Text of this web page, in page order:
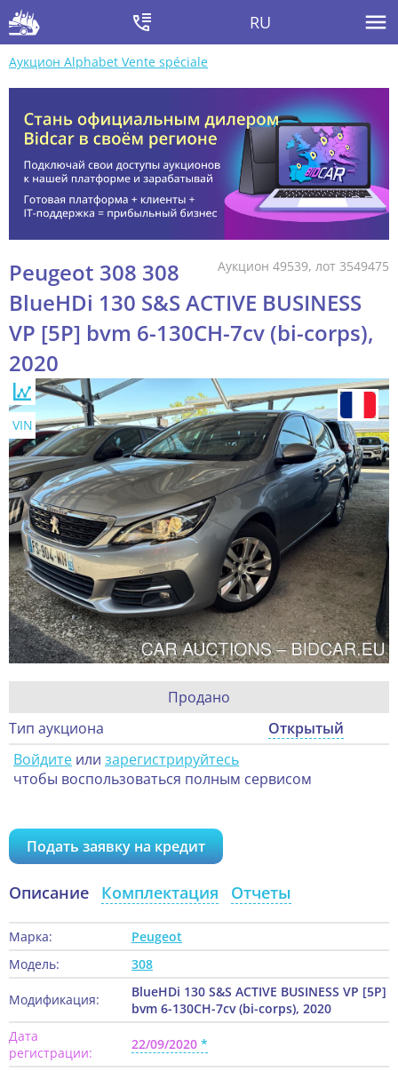
RU
Аукцион Alphabet Vente spéciale
Аукцион 49539, лот 3549475
Peugeot 308 308
BlueHDi 130 S&S ACTIVE BUSINESS
VP [5P] bvm 6-130CH-7cv (bi-corps),
2020
VIN
Продано
Тип аукциона
Открытый
Войдите или зарегистрируйтесь
чтобы воспользоваться полным сервисом
Подать заявку на кредит
Описание Комплектация Отчеты
Марка:
Peugeot
Модель:
308
Модификация:
BlueHDi 130 S&S ACTIVE BUSINESS VP [5P]
bvm 6-130CH-7cv (bi-corps), 2020
Дата
регистрации:
22/09/2020